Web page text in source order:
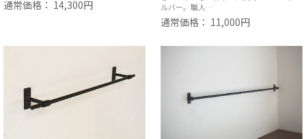
通常価格： 14,300円
ルバー。職人…
通常価格： 11,000円